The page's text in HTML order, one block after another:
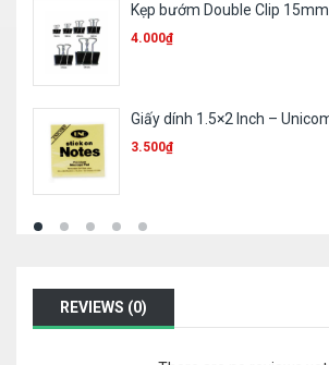
Bút bi 4 màu Unique
9.200₫
Bút phủ Batos CP-2G
10.000
REVIEWS (0)